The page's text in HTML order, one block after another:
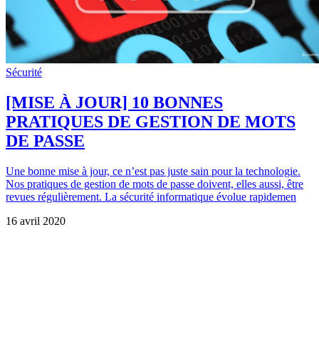
Sécurité
[MISE À JOUR] 10 BONNES
PRATIQUES DE GESTION DE MOTS
DE PASSE
Une bonne mise à jour, ce n’est pas juste sain pour la technologie.
Nos pratiques de gestion de mots de passe doivent, elles aussi, être
revues régulièrement. La sécurité informatique évolue rapidemen
16 avril 2020